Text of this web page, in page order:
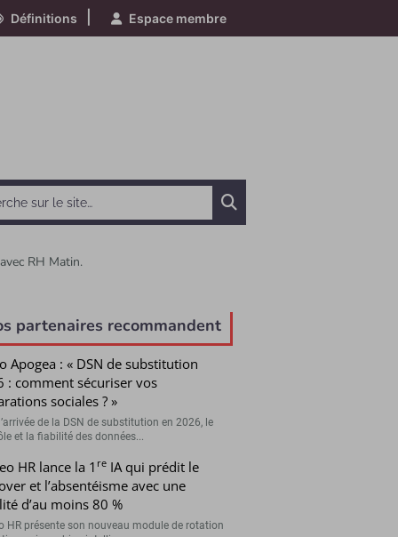
Définitions Espace membre
RH Matin.
partenaires recommandent
Apogea : « DSN de substitution
: comment sécuriser vos
sociales ? »
de la DSN de substitution en 2026, le
et la fiabilité des données...
HR lance la 1 reIA qui prédit le
et l’absentéisme avec une
d’au moins 80 %
HR présente son nouveau module de rotation